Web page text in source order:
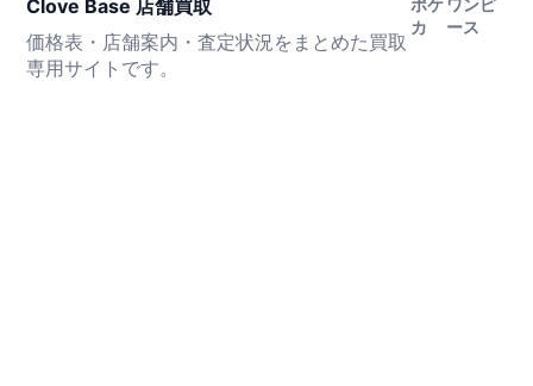
Clove Base 店舗買取
価格表・店舗案内・査定状況をまとめた買取
専用サイトです。
ポケ
カ
ワンピ
ース